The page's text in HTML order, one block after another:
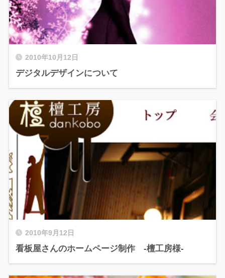
2010年10月12日
デジタルデザインについて
2010年9月12日
看板屋さんのホームページ制作 -檀工房様-